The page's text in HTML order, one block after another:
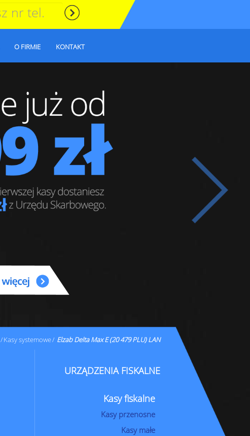
O FIRMIE KONTAKT
Kasy systemowe Elzab Delta Max E (20 479 PLU) LAN
URZĄDZENIA FISKALNE
Kasy fiskalne
Kasy przenosne
Kasy małe